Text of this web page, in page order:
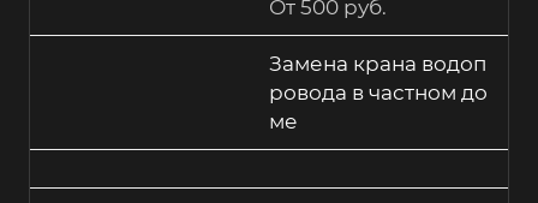
От 500 руб.
Замена крана водоп
ровода в частном до
ме